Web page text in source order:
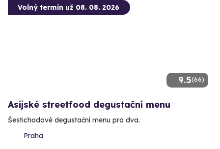
9.5(66)
Volný termín už 08. 08. 2026
Asijské streetfood degustační menu
Šestichodové degustační menu pro dva.
Praha